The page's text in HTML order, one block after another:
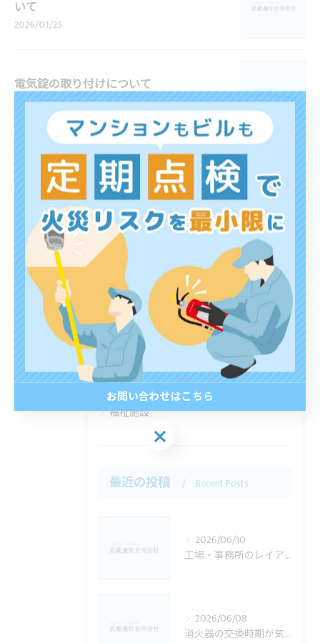
いて
2026/01/25
電気錠の取り付けについて
2026/01/13
2
カテゴリー Categories
全てのカテゴリー
マンション
店舗
ビル
工場
福祉施設
最近の投稿 Recent Posts
2026/06/10
工場・事務所のレイアウト変更後に消防設備で確認したいこと｜佐世保市の方向け
2026/06/08
消火器の交換時期が気になる方へ
お問い合わせはこちら
お問い合わせはこちら